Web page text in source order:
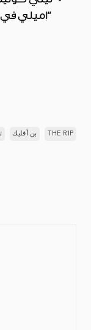
“إميلي
THE RIP بن أفليك